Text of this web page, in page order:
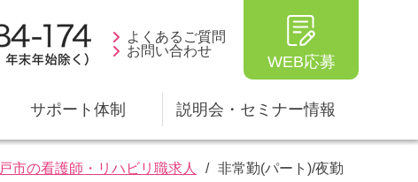
よくあるご質問
お問い合わせ
WEB応募
サポート体制 説明会・セミナー情報
市の看護師・リハビリ職求人 非常勤(パート)/夜勤